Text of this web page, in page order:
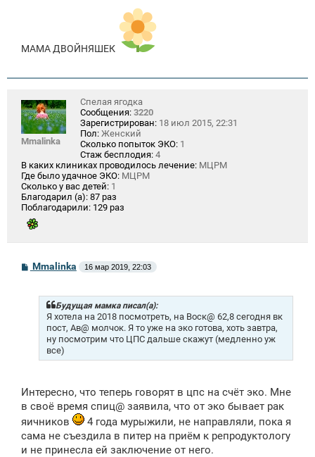
МАМА ДВОЙНЯШЕК
Mmalinka
Спелая ягодка
Сообщения: 3220
Зарегистрирован: 18 июл 2015, 22:31
Пол: Женский
Сколько попыток ЭКО: 1
Стаж бесплодия: 4
В каких клиниках проводилось лечение: МЦРМ
Где было удачное ЭКО: МЦРМ
Сколько у вас детей: 1
Благодарил (а): 87 раз
Поблагодарили: 129 раз
СMmalinka 16 мар 2019, 22:03
Будущая мамка писал(а):
Я хотела на 2018 посмотреть, на Воск@ 62,8 сегодня вк
пост, Ав@ молчок. Я то уже на эко готова, хоть завтра,
ну посмотрим что ЦПС дальше скажут (медленно уж
все)
Интересно, что теперь говорят в цпс на счёт эко. Мне
в своё время спиц@ заявила, что от эко бывает рак
яичников
4 года мурыжили, не направляли, пока я
сама не съездила в питер на приём к репродуктологу
и не принесла ей заключение от него.